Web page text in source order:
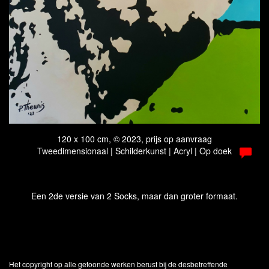
120 x 100 cm, © 2023, prijs op aanvraag
Tweedimensionaal | Schilderkunst | Acryl | Op doek
Een 2de versie van 2 Socks, maar dan groter formaat.
Het copyright op alle getoonde werken berust bij de desbetreffende